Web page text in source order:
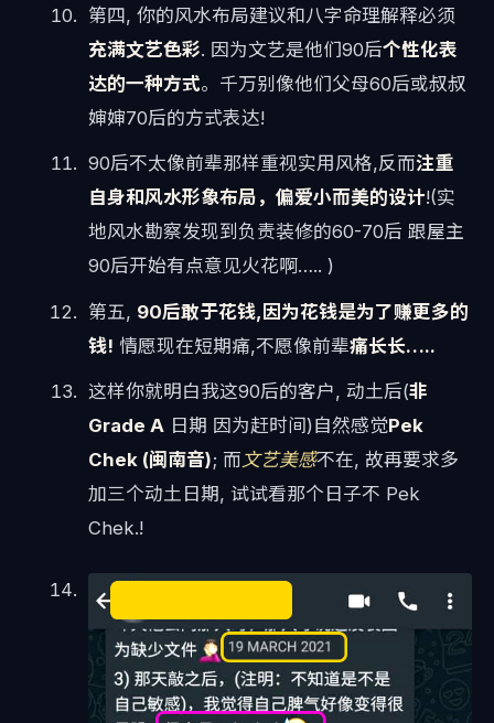
第四, 你的风水布局建议和八字命理解释必须
充满文艺色彩. 因为文艺是他们90后个性化表
达的一种方式。千万别像他们父母60后或叔叔
婶婶70后的方式表达!
90后不太像前辈那样重视实用风格,反而注重
自身和风水形象布局，偏爱小而美的设计!(实
地风水勘察发现到负责装修的60-70后 跟屋主
90后开始有点意见火花啊….. )
第五, 90后敢于花钱,因为花钱是为了赚更多的
钱! 情愿现在短期痛,不愿像前辈痛长长…..
这样你就明白我这90后的客户, 动土后(非
Grade A 日期 因为赶时间)自然感觉Pek
Chek (闽南音); 而 文艺美感不在, 故再要求多
加三个动土日期, 试试看那个日子不 Pek
Chek.!